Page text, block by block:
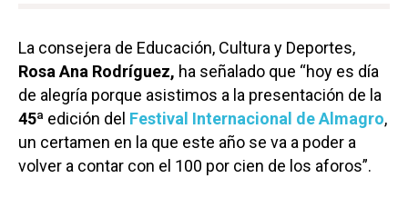
La consejera de Educación, Cultura y Deportes,
Rosa Ana Rodríguez, ha señalado que “hoy es día
de alegría porque asistimos a la presentación de la
45ª edición del Festival Internacional de Almagro,
un certamen en la que este año se va a poder a
volver a contar con el 100 por cien de los aforos”.